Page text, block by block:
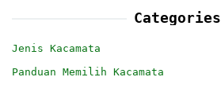
Categories
Jenis Kacamata
Panduan Memilih Kacamata